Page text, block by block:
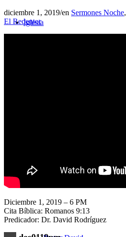
Iglesia
diciembre 1, 2019/en Sermones Noche,
El Redentor
Diciembre 1, 2019 – 6 PM
Cita Bíblica: Romanos 9:13
Predicador: Dr. David Rodríguez